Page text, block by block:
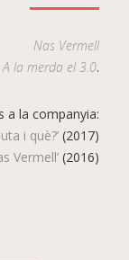
Nas Vermell
A la merda el 3.0.
a la companyia:
i què?’ (2017)
Vermell’ (2016)